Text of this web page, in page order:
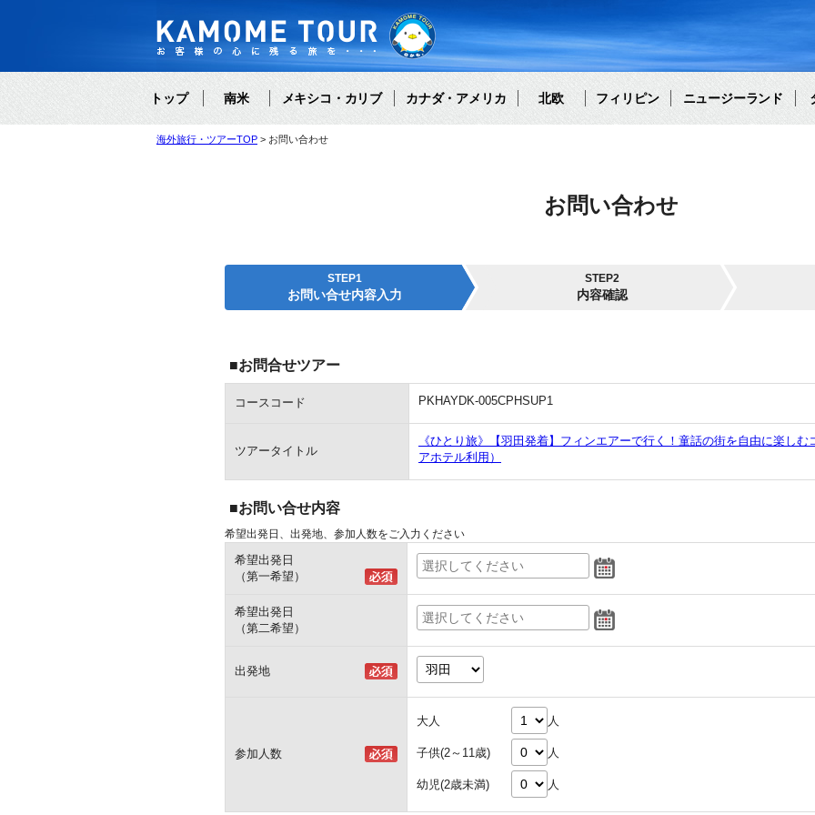
トップ 南米 メキシコ・カリブ カナダ・アメリカ 北欧 フィリピン ニュージーランド
海外旅行・ツアーTOP お問い合わせ
お問い合わせ
STEP1
お問い合せ内容入力
STEP2
内容確認
■お問合せツアー
コースコード PKHAYDK-005CPHSUP1
ツアータイトル
《ひとり旅》【羽田発着】フィンエアーで行く！童話の街を自由に楽しむ
アホテル利用）
■お問い合せ内容
希望出発日、出発地、参加人数をご入力ください
希望出発日
（第一希望）
希望出発日
（第二希望）
出発地
参加人数
大人 人
子供(2～11歳) 人
幼児(2歳未満) 人